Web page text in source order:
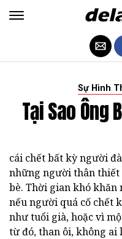
Sự Hình
Tại Sao Ông
cái chết bất kỳ người
những người thân thiết
bè. Thời gian khó
nếu người quá cố chết
như tuổi già, hoặc vì
từ đó, than ôi, không ai